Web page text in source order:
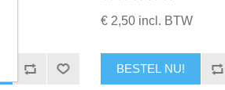
€ 2,50 incl. BTW
BESTEL NU!